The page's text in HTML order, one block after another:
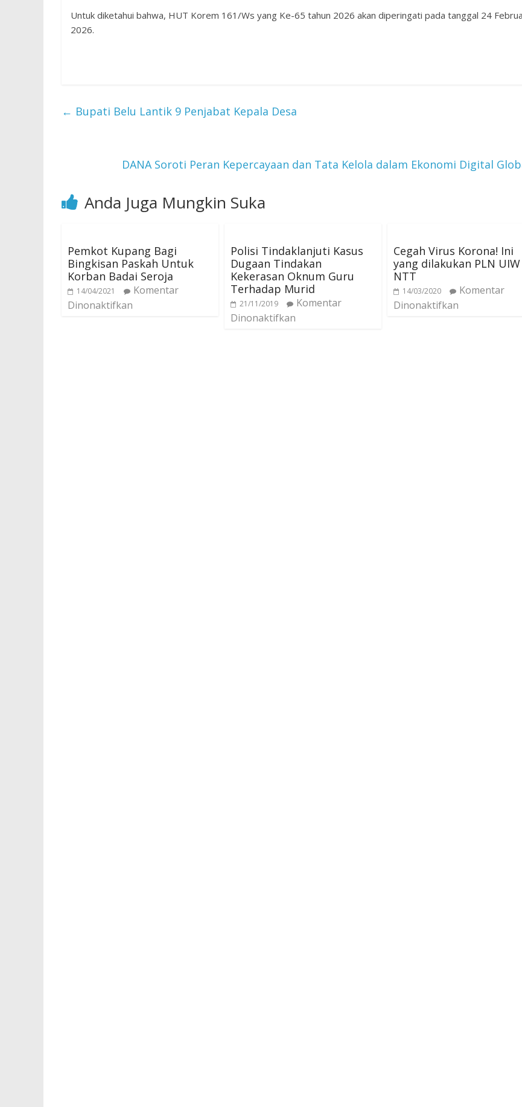
Untuk diketahui bahwa, HUT Korem 161/Ws yang Ke-65 tahun 2026 akan diperingati pada tanggal 24
2026.
← Bupati Belu Lantik 9 Penjabat Kepala Desa
DANA Soroti Peran Kepercayaan dan Tata Kelola dalam Ekonomi Digital
Anda Juga Mungkin Suka
Pemkot Kupang Bagi
Bingkisan Paskah Untuk
Korban Badai Seroja
14/04/2021
Komentar
Dinonaktifkan
Polisi Tindaklanjuti Kasus
Dugaan Tindakan
Kekerasan Oknum Guru
Terhadap Murid
21/11/2019
Komentar
Dinonaktifkan
Cegah Virus Korona! Ini
yang dilakukan PLN UIW
NTT
14/03/2020
Komentar
Dinonaktifkan